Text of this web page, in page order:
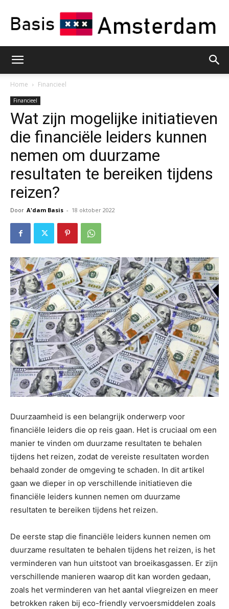
Amsterdam
Home Financieel
Financieel
Wat zijn mogelijke initiatieven
die financiële leiders kunnen
nemen om duurzame
resultaten te bereiken tijdens
reizen?
Door A'dam Basis - 18 oktober 2022
Duurzaamheid is een belangrijk onderwerp voor
financiële leiders die op reis gaan. Het is cruciaal om een ​​
manier te vinden om duurzame resultaten te behalen
tijdens het reizen, zodat de vereiste resultaten worden
behaald zonder de omgeving te schaden. In dit artikel
gaan we dieper in op verschillende initiatieven die
financiële leiders kunnen nemen om duurzame
resultaten te bereiken tijdens het reizen.
De eerste stap die financiële leiders kunnen nemen om
duurzame resultaten te behalen tijdens het reizen, is het
verminderen van hun uitstoot van broeikasgassen. Er zijn
verschillende manieren waarop dit kan worden gedaan,
zoals het verminderen van het aantal vliegreizen en meer
betrokken raken bij eco-friendly vervoersmiddelen zoals